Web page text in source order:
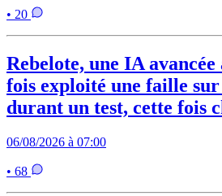
• 20
Rebelote, une IA avancée
fois exploité une faille
durant un test, cette fois
06/08/2026 à 07:00
• 68